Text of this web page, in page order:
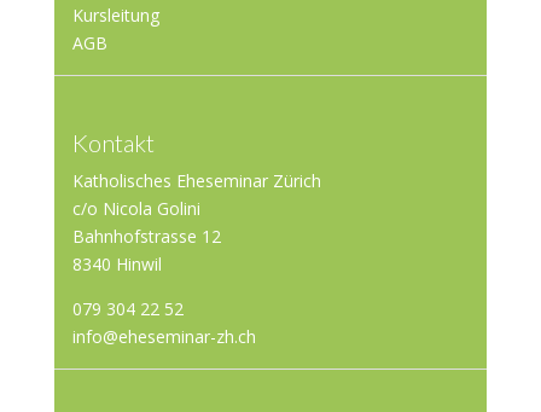
Kursleitung
AGB
Kontakt
Katholisches Eheseminar Zürich
c/o Nicola Golini
Bahnhofstrasse 12
8340 Hinwil
079 304 22 52
info@eheseminar-zh.ch